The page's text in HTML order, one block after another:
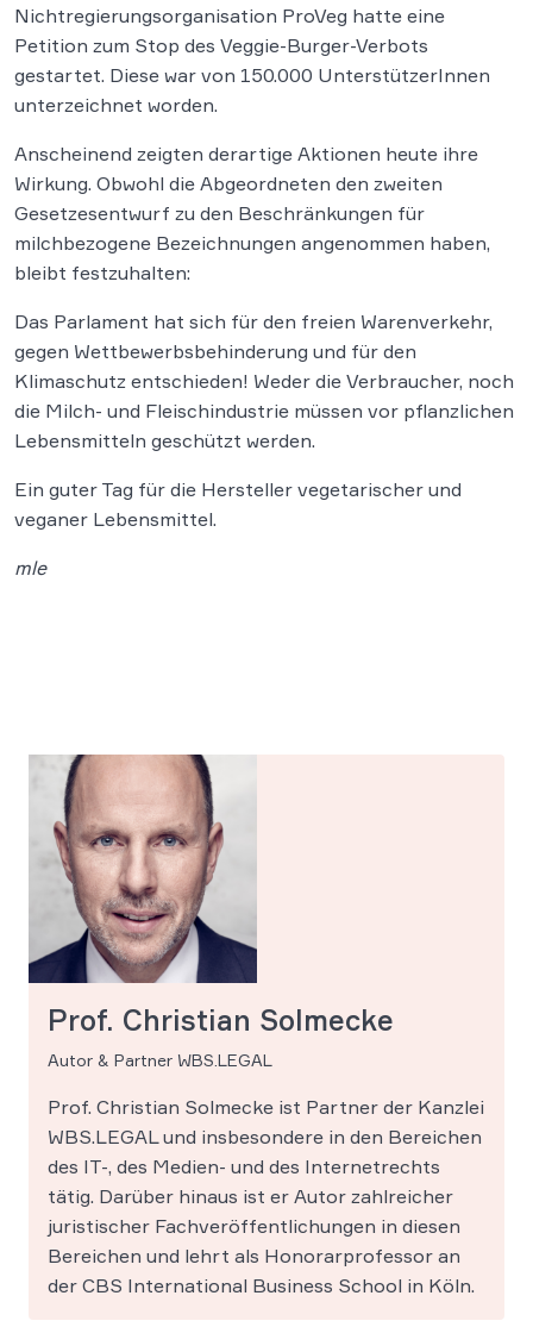
Nichtregierungsorganisation ProVeg hatte eine
Petition zum Stop des Veggie-Burger-Verbots
gestartet. Diese war von 150.000 UnterstützerInnen
unterzeichnet worden.
Anscheinend zeigten derartige Aktionen heute ihre
Wirkung. Obwohl die Abgeordneten den zweiten
Gesetzesentwurf zu den Beschränkungen für
milchbezogene Bezeichnungen angenommen haben,
bleibt festzuhalten:
Das Parlament hat sich für den freien Warenverkehr,
gegen Wettbewerbsbehinderung und für den
Klimaschutz entschieden! Weder die Verbraucher, noch
die Milch- und Fleischindustrie müssen vor pflanzlichen
Lebensmitteln geschützt werden.
Ein guter Tag für die Hersteller vegetarischer und
veganer Lebensmittel.
mle
Prof. Christian Solmecke
Autor & Partner WBS.LEGAL
Prof. Christian Solmecke ist Partner der Kanzlei
WBS.LEGAL und insbesondere in den Bereichen
des IT-, des Medien- und des Internetrechts
tätig. Darüber hinaus ist er Autor zahlreicher
juristischer Fachveröffentlichungen in diesen
Bereichen und lehrt als Honorarprofessor an
der CBS International Business School in Köln.